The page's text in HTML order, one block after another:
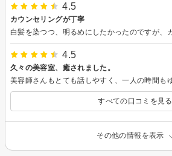
4.5
カウンセリングが丁寧
4.5
久々の美容室、癒されました。
すべての口コミを見る
その他の情報を表示